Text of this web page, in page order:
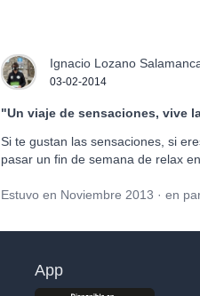
Ignacio Lozano
03-02-2014
"Un viaje de sensaciones, vive
Si te gustan las sensaciones, si
pasar un fin de semana de relax
Estuvo en Noviembre 2013 · en
App